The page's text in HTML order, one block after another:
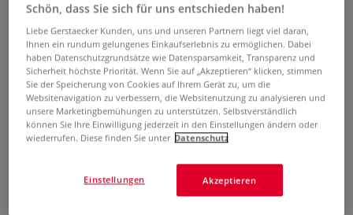
I LOVE ART Zeichenhefte, 3er-
Packung
0 Bewertungen
Dank einer sehr geringen Stärke von nur 5 mm ist das
Zeichenheft ein idealer Begleiter mit ausreichend Platz für
zahlreiche Zeichnungen, Skizzen, kreative Ideen und
Schön, dass Sie sich für uns entschieden haben!
Liebe Gerstaecker Kunden, uns und unseren Partnern liegt viel daran,
Ihnen ein rundum gelungenes Einkaufserlebnis zu ermöglichen. Dabei
haben Datenschutzgrundsätze wie Datensparsamkeit, Transparenz und
Sicherheit höchste Priorität. Wenn Sie auf „Akzeptieren“ klicken, stimmen
Sie der Speicherung von Cookies auf Ihrem Gerät zu, um die
Websitenavigation zu verbessern, die Websitenutzung zu analysieren und
unsere Marketingbemühungen zu unterstützen. Selbstverständlich
können Sie Ihre Einwilligung jederzeit in den Einstellungen ändern oder
wiederrufen. Diese finden Sie unter Datenschutz
Akzeptieren
Einstellungen